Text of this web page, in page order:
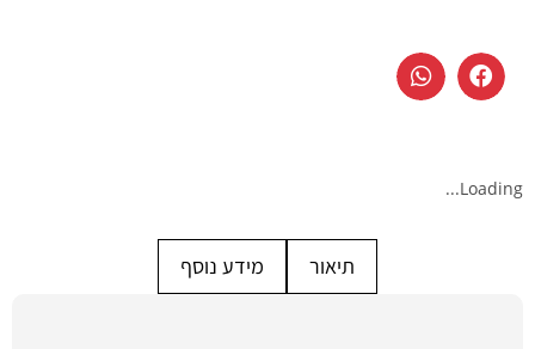
Loading...
תיאור מידע נוסף